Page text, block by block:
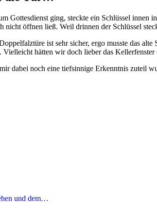
Gottesdienst ging, steckte ein Schlüssel
nicht öffnen ließ. Weil drinnen der Schlüssel
ist sehr sicher, ergo musste das
Vielleicht hätten wir doch lieber das
dabei noch eine tiefsinnige Erkenntnis zuteil
und dem…